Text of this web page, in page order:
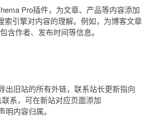
Pro插件，为文章、产品等内容添加
索引擎对内容的理解。例如，为博客文章
含作者、发布时间等信息。
出旧站的所有外链，联系站长更新指向
系，可在新站对应页面添加
明内容归属。